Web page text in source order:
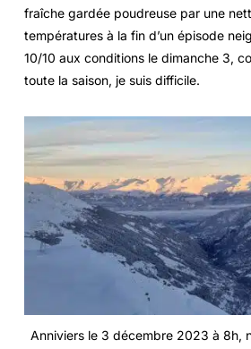
fraîche gardée poudreuse par une
températures à la fin d’un épisode
10/10 aux conditions le dimanche 3,
toute la saison, je suis difficile.
Anniviers le 3 décembre 2023 à 8h,